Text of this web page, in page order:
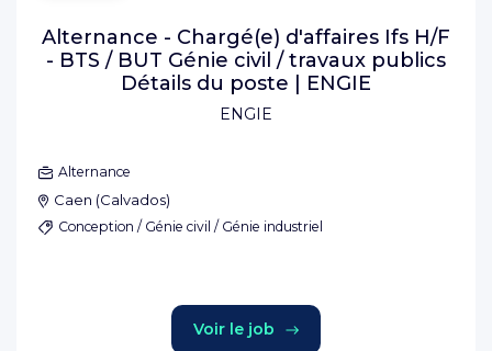
ENGIE
Alternance - Chargé(e) d'affaires Ifs H/F
- BTS / BUT Génie civil / travaux publics
Détails du poste | ENGIE
Alternance
Caen (Calvados)
Conception / Génie civil / Génie industriel
Voir le job